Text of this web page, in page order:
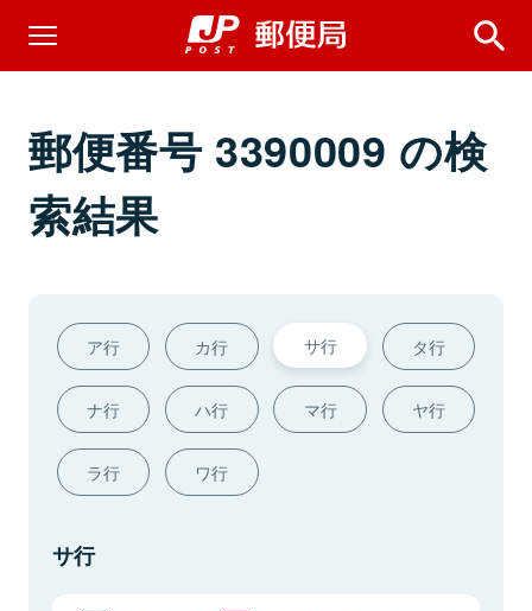
郵便番号 3390009 の検
索結果
ア行 カ行 サ行 タ行
ナ行 ハ行 マ行 ヤ行
ラ行 ワ行
サ行